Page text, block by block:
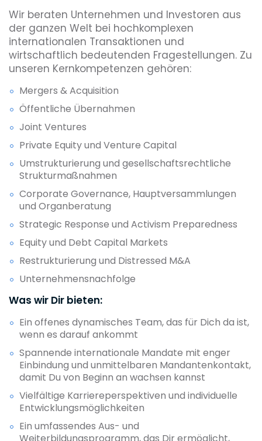
Wir beraten Unternehmen und Investoren aus
der ganzen Welt bei hochkomplexen
internationalen Transaktionen und
wirtschaftlich bedeutenden Fragestellungen. Zu
unseren Kernkompetenzen gehören:
Mergers & Acquisition
Öffentliche Übernahmen
Joint Ventures
Private Equity und Venture Capital
Umstrukturierung und gesellschaftsrechtliche
Strukturmaßnahmen
Corporate Governance, Hauptversammlungen
und Organberatung
Strategic Response und Activism Preparedness
Equity und Debt Capital Markets
Restrukturierung und Distressed M&A
Unternehmensnachfolge
Was wir Dir bieten:
Ein offenes dynamisches Team, das für Dich da ist,
wenn es darauf ankommt
Spannende internationale Mandate mit enger
Einbindung und unmittelbaren Mandantenkontakt,
damit Du von Beginn an wachsen kannst
Vielfältige Karriereperspektiven und individuelle
Entwicklungsmöglichkeiten
Ein umfassendes Aus- und
Weiterbildungsprogramm, das Dir ermöglicht,